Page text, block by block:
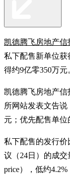
凯德腾飞房地产信
私下配售新单位
得约9亿零350万元
凯德腾飞房地产信
所网站发表文告
元；优先配售单位
私下配售的发行价
议（24日）的成交
price），低约